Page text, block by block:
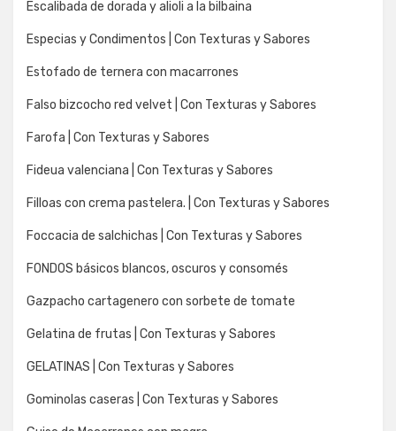
Escalibada de dorada y alioli a la bilbaina
Especias y Condimentos | Con Texturas y Sabores
Estofado de ternera con macarrones
Falso bizcocho red velvet | Con Texturas y Sabores
Farofa | Con Texturas y Sabores
Fideua valenciana | Con Texturas y Sabores
Filloas con crema pastelera. | Con Texturas y Sabores
Foccacia de salchichas | Con Texturas y Sabores
FONDOS básicos blancos, oscuros y consomés
Gazpacho cartagenero con sorbete de tomate
Gelatina de frutas | Con Texturas y Sabores
GELATINAS | Con Texturas y Sabores
Gominolas caseras | Con Texturas y Sabores